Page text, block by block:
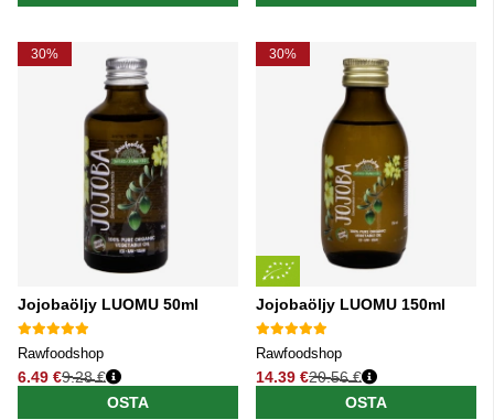
30%
Jojobaöljy LUOMU 50ml
Rawfoodshop
6.49 €
Normaali hinta
9.28 €
OSTA
30%
Jojobaöljy LUOMU 150ml
Rawfoodshop
14.39 €
Normaali hinta
20.56 €
OSTA